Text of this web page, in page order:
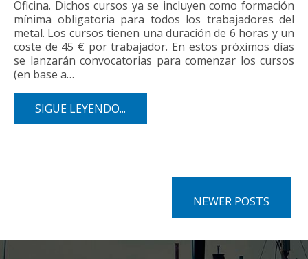
Oficina. Dichos cursos ya se incluyen como formación
mínima obligatoria para todos los trabajadores del
metal. Los cursos tienen una duración de 6 horas y un
coste de 45 € por trabajador. En estos próximos días
se lanzarán convocatorias para comenzar los cursos
(en base a…
SIGUE LEYENDO...
NEWER POSTS